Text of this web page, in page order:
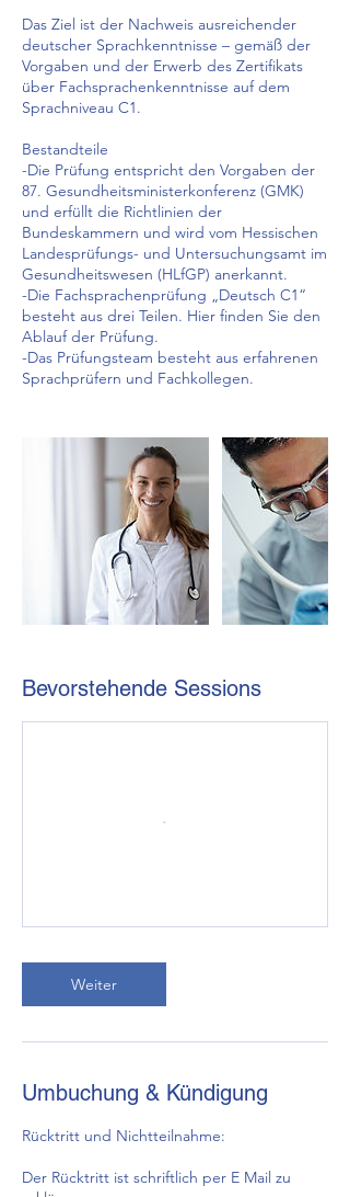
Das Ziel ist der Nachweis ausreichender
deutscher Sprachkenntnisse – gemäß der
Vorgaben und der Erwerb des Zertifikats
über Fachsprachenkenntnisse auf dem
Sprachniveau C1.
Bestandteile
-Die Prüfung entspricht den Vorgaben der
87. Gesundheitsministerkonferenz (GMK)
und erfüllt die Richtlinien der
Bundeskammern und wird vom Hessischen
Landesprüfungs- und Untersuchungsamt im
Gesundheitswesen (HLfGP) anerkannt.
-Die Fachsprachenprüfung „Deutsch C1“
besteht aus drei Teilen. Hier finden Sie den
Ablauf der Prüfung.
-Das Prüfungsteam besteht aus erfahrenen
Sprachprüfern und Fachkollegen.
Bevorstehende Sessions
Weiter
Umbuchung & Kündigung
Rücktritt und Nichtteilnahme:
Der Rücktritt ist schriftlich per E Mail zu